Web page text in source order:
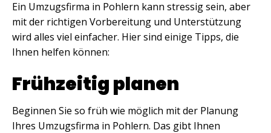
Ein Umzugsfirma in Pohlern kann stressig sein, aber
mit der richtigen Vorbereitung und Unterstützung
wird alles viel einfacher. Hier sind einige Tipps, die
Ihnen helfen können:
Frühzeitig planen
Beginnen Sie so früh wie möglich mit der Planung
Ihres Umzugsfirma in Pohlern. Das gibt Ihnen